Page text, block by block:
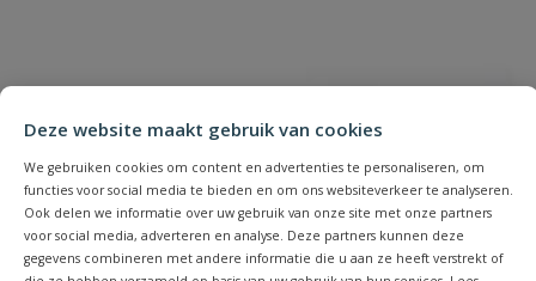
Deze website maakt gebruik van cookies
We gebruiken cookies om content en advertenties te personaliseren, om
functies voor social media te bieden en om ons websiteverkeer te analyseren.
Ook delen we informatie over uw gebruik van onze site met onze partners
voor social media, adverteren en analyse. Deze partners kunnen deze
gegevens combineren met andere informatie die u aan ze heeft verstrekt of
Naam